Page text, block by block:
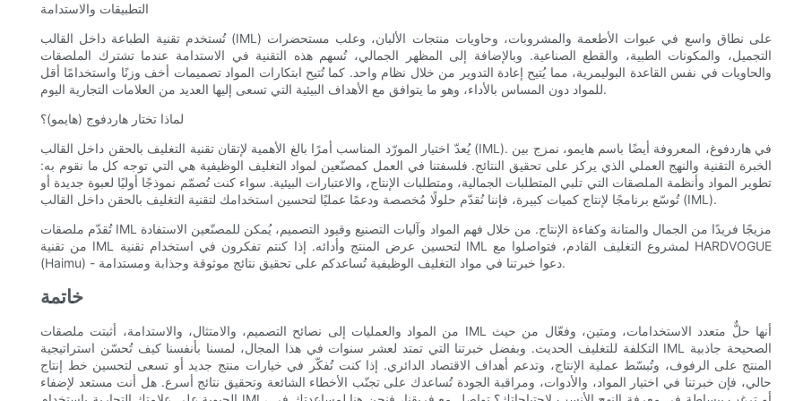
التطبيقات والاستدامة
تُستخدم تقنية الطباعة داخل القالب (IML) على نطاق واسع في عبوات الأطعمة والمشروبات، وحاويات منتجات الألبان، وعلب مستحضرات
التجميل، والمكونات الطبية، والقطع الصناعية. وبالإضافة إلى المظهر الجمالي، تُسهم هذه التقنية في الاستدامة عندما تشترك الملصقات
والحاويات في نفس القاعدة البوليمرية، مما يُتيح إعادة التدوير من خلال نظام واحد. كما تُتيح ابتكارات المواد تصميمات أخف وزنًا واستخدامًا أقل
للمواد دون المساس بالأداء، وهو ما يتوافق مع الأهداف البيئية التي تسعى إليها العديد من العلامات التجارية اليوم.
لماذا تختار هاردفوج (هايمو)؟
يُعدّ اختيار المورّد المناسب أمرًا بالغ الأهمية لإتقان تقنية التغليف بالحقن داخل القالب (IML). في هاردفوغ، المعروفة أيضًا باسم هايمو، نمزج بين
الخبرة التقنية والنهج العملي الذي يركز على تحقيق النتائج. فلسفتنا في العمل كمصنّعين لمواد التغليف الوظيفية هي التي توجه كل ما نقوم به:
تطوير المواد وأنظمة الملصقات التي تلبي المتطلبات الجمالية، ومتطلبات الإنتاج، والاعتبارات البيئية. سواء كنت تُصمّم نموذجًا أوليًا لعبوة جديدة أو
تُوسّع برنامجًا لإنتاج كميات كبيرة، فإننا نُقدّم حلولًا مُخصصة ودعمًا عمليًا لتحسين استخدامك لتقنية التغليف بالحقن داخل القالب (IML).
تُقدّم ملصقات IML مزيجًا فريدًا من الجمال والمتانة وكفاءة الإنتاج. من خلال فهم المواد وآليات التصنيع وقيود التصميم، يُمكن للمصنّعين الاستفادة
من تقنية IML لتحسين عرض المنتج وأدائه. إذا كنتم تفكرون في استخدام تقنية IML لمشروع التغليف القادم، فتواصلوا مع HARDVOGUE
(Haimu) - دعوا خبرتنا في مواد التغليف الوظيفية تُساعدكم على تحقيق نتائج موثوقة وجذابة ومستدامة.
خاتمة
من المواد والعمليات إلى نصائح التصميم، والامتثال، والاستدامة، أثبتت ملصقات IML أنها حلٌّ متعدد الاستخدامات، ومتين، وفعّال من حيث
التكلفة للتغليف الحديث. وبفضل خبرتنا التي تمتد لعشر سنوات في هذا المجال، لمسنا بأنفسنا كيف تُحسّن استراتيجية IML الصحيحة جاذبية
المنتج على الرفوف، وتُبسّط عملية الإنتاج، وتدعم أهداف الاقتصاد الدائري. إذا كنت تُفكّر في خيارات منتج جديد أو تسعى لتحسين خط إنتاج
حالي، فإن خبرتنا في اختيار المواد، والأدوات، ومراقبة الجودة تُساعدك على تجنّب الأخطاء الشائعة وتحقيق نتائج أسرع. هل أنت مستعد لإضفاء